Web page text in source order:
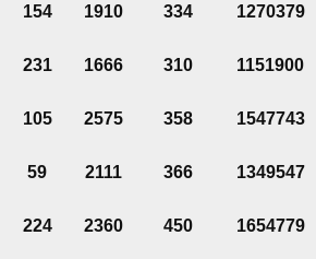
154 1910 334 1270379
231 1666 310 1151900
105 2575 358 1547743
59 2111 366 1349547
224 2360 450 1654779